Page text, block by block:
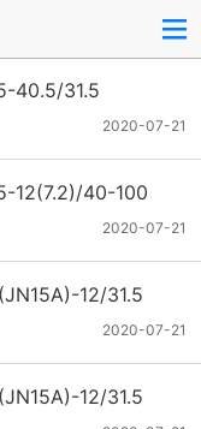
40.5/31.5
2020-07-21
12(7.2)/40-100
2020-07-21
12/31.5
2020-07-21
12/31.5